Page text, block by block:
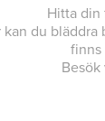
Hitta din
kan du bläddra
finns